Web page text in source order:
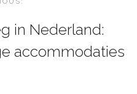
in Nederland:
accommodaties